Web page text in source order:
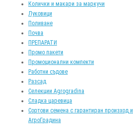
Колички и макари за маркучи
Луковици
Поливане
Почва
ПРЕПАРАТИ
Промо пакети
Промоционални компекти
Работни съдове
Разсад
Селекции Agrogradina
Сладка царевица
Сортови семена с гарантиран произход
АгроГрадина